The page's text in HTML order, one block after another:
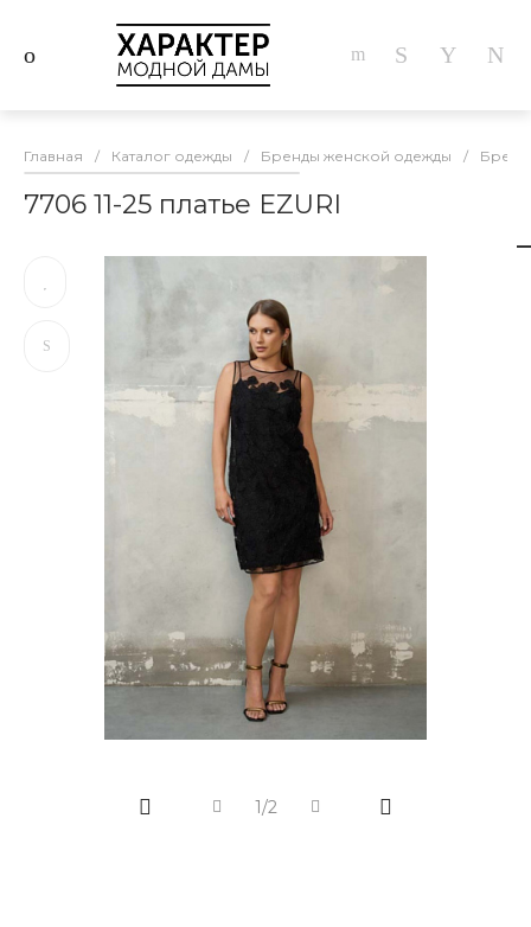
Главная / Каталог одежды / Бренды женской одежды /
7706 11-25 платье EZURI
1/2